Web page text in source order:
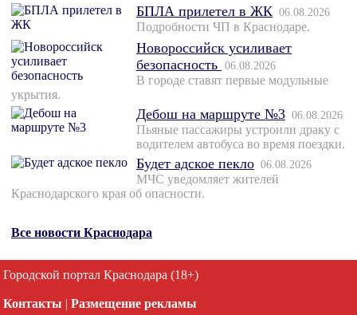
БПЛА прилетел в ЖК 06.08.2026
Подробности ЧП в Краснодаре.
Новороссийск усиливает
безопасность 06.08.2026
В городе ставят первые модульные
укрытия.
Дебош на маршруте №3 06.08.2026
Пьяные пассажиры устроили драку с
водителем автобуса во время поездки.
Будет адское пекло 06.08.2026
МЧС уведомляет жителей
Краснодарского края об опасности.
Все новости Краснодара
Городской портал Краснодара (18+)
Контакты | Размещение рекламы